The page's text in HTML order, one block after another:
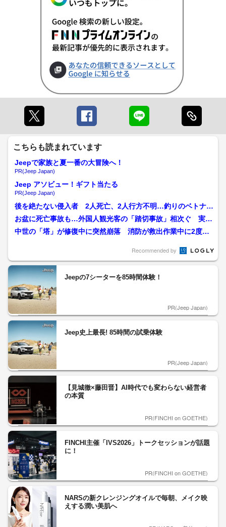
こちらも読まれています
Jeepで家族と夏一番の大冒険へ！
PR(Jeep Japan)
Jeep アソビュー！ギフト当たる
PR(Jeep Japan)
後を絶たない侵入者 2人死亡、2人行方不明…釣りのベトナム
人技能実習生が波にさら...
お盆に死亡事故も…外国人観光客の「踏切事故」相次ぐ 実は
踏切は海外では珍しい 専...
中世の「塔」が修復中に突然崩落 消防が救出作業中に2度目
Recommended by
Jeepの7シーターを85時間体験！
PR(Jeep Japan)
Jeep史上最長! 85時間の試乗体験
PR(Jeep Japan)
【見城徹×藤田晋】AI時代でも変わらない経営者
の本質
PR(FINCHI on GOETHE)
FINCHI主催「IVS2026」トークセッションが話題
に！
PR(FINCHI on GOETHE)
NARSの新クレンジングオイルで毎朝、メイク映
えする潤い美肌へ